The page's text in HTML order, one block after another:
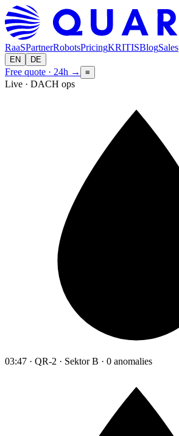
RaaSPartnerRobotsPricingKRITISBlogSales
EN DE
Free quote · 24h → ≡
Live · DACH ops
03:47 · QR-2 · Sektor B · 0 anomalies